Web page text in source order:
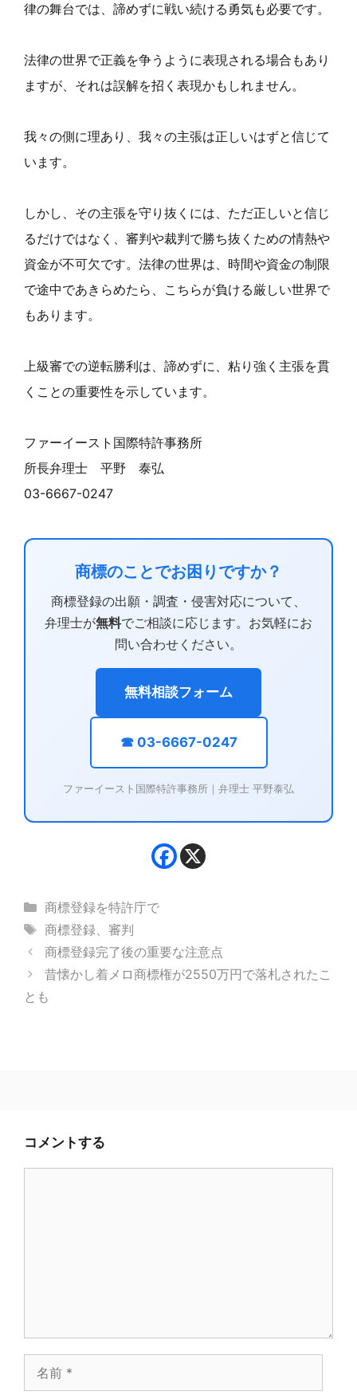
律の舞台では、諦めずに戦い続ける勇気も必要です。
法律の世界で正義を争うように表現される場合もあり
ますが、それは誤解を招く表現かもしれません。
我々の側に理あり、我々の主張は正しいはずと信じて
います。
しかし、その主張を守り抜くには、ただ正しいと信じ
るだけではなく、審判や裁判で勝ち抜くための情熱や
資金が不可欠です。法律の世界は、時間や資金の制限
で途中であきらめたら、こちらが負ける厳しい世界で
もあります。
上級審での逆転勝利は、諦めずに、粘り強く主張を貫
くことの重要性を示しています。
ファーイースト国際特許事務所
所長弁理士 平野 泰弘
03-6667-0247
商標のことでお困りですか？
商標登録の出願・調査・侵害対応について、
弁理士が無料でご相談に応じます。お気軽にお
問い合わせください。
無料相談フォーム
☎ 03-6667-0247
ファーイースト国際特許事務所｜弁理士 平野泰弘
カ
テ
ゴ
リ
ー
商標登録を特許庁で
タ
グ
商標登録、 審判
商標登録完了後の重要な注意点
昔懐かし着メロ商標権が2550万円で落札されたこ
とも
コメントする
前